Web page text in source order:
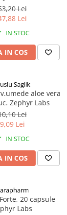
Labs
Lei
Lei
IN STOC
IN COS
Saglik
aloe vera
Zephyr Labs
Lei
9,09 Lei
IN STOC
IN COS
20 capsule
Labs